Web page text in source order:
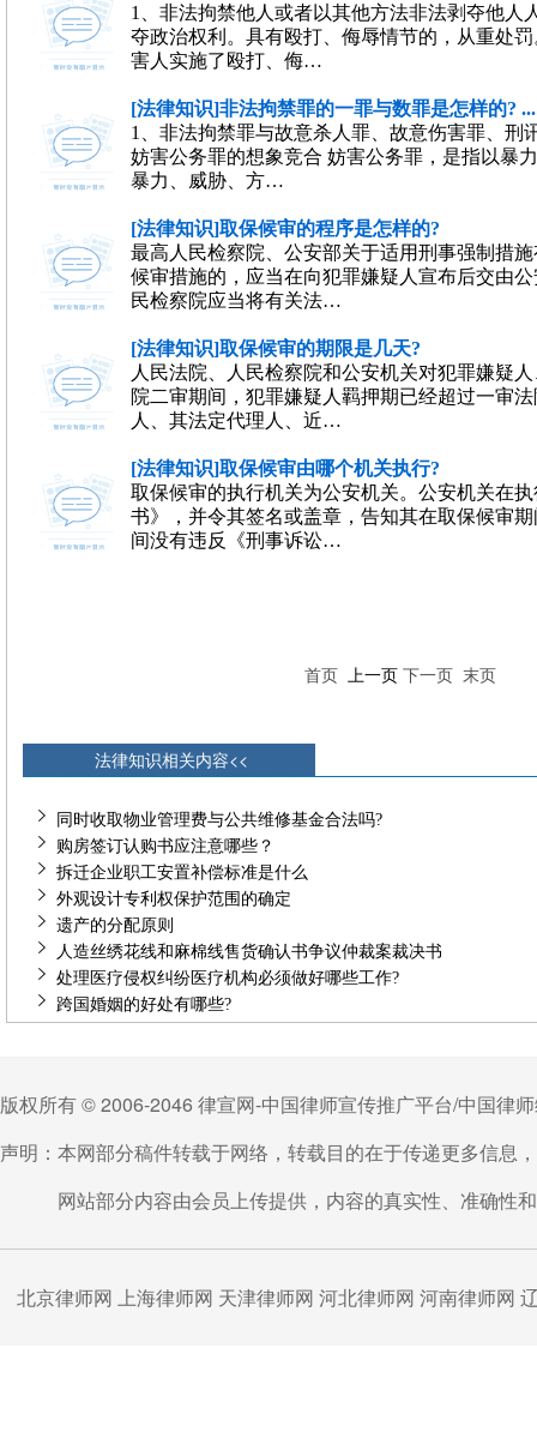
1、非法拘禁他人或者以其他方法非法剥夺他
夺政治权利。具有殴打、侮辱情节的，从重处
害人实施了殴打、侮…
[法律知识]非法拘禁罪的一罪与数罪是怎样的? ...
1、非法拘禁罪与故意杀人罪、故意伤害罪、刑
妨害公务罪的想象竞合 妨害公务罪，是指以暴
暴力、威胁、方…
[法律知识]取保候审的程序是怎样的?
最高人民检察院、公安部关于适用刑事强制措
候审措施的，应当在向犯罪嫌疑人宣布后交由
民检察院应当将有关法…
[法律知识]取保候审的期限是几天?
人民法院、人民检察院和公安机关对犯罪嫌疑
院二审期间，犯罪嫌疑人羁押期已经超过一审
人、其法定代理人、近…
[法律知识]取保候审由哪个机关执行?
取保候审的执行机关为公安机关。公安机关在
书》，并令其签名或盖章，告知其在取保候审
间没有违反《刑事诉讼…
首页 上一页 下一页 末页
法律知识相关内容<<
同时收取物业管理费与公共维修基金合法吗?
购房签订认购书应注意哪些？
拆迁企业职工安置补偿标准是什么
外观设计专利权保护范围的确定
遗产的分配原则
人造丝绣花线和麻棉线售货确认书争议仲裁案裁决书
处理医疗侵权纠纷医疗机构必须做好哪些工作?
跨国婚姻的好处有哪些?
版权所有 © 2006-2046 律宣网-中国律师宣传推广平台/中国律
声明：本网部分稿件转载于网络，转载目的在于传递更多信息
网站部分内容由会员上传提供，内容的真实性、准确性和
北京律师网 上海律师网 天津律师网 河北律师网 河南律师网